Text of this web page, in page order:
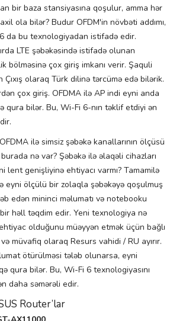
bir baza stansiyasına qoşulur, amma hər
ola bilər? Budur OFDM'in növbəti addımı,
da bu texnologiyadan istifadə edir.
LTE şəbəkəsində istifadə olunan
bölməsinə çox giriş imkanı verir. Şaquli
olaraq Türk dilinə tərcümə edə bilərik.
çox giriş. OFDMA ilə AP indi eyni anda
qura bilər. Bu, Wi-Fi 6-nın təklif etdiyi ən
ilə simsiz şəbəkə kanallarının ölçüsü
nə var? Şəbəkə ilə əlaqəli cihazları
lent genişliyinə ehtiyacı varmı? Tamamilə
eyni ölçülü bir zolaqla şəbəkəyə qoşulmuş
edən mininci məlumatı və notebooku
həll təqdim edir. Yeni texnologiya nə
olduğunu müəyyən etmək üçün bağlı
müvafiq olaraq Resurs vahidi / RU ayırır.
ötürülməsi tələb olunarsa, eyni
qura bilər. Bu, Wi-Fi 6 texnologiyasını
daha səmərəli edir.
Router’lar